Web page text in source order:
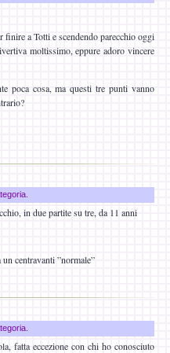
a Totti e scendendo parecchio oggi
moltissimo, eppure adoro vincere
poca cosa, ma questi tre punti vanno
in due partite su tre, da 11 anni
centravanti ”normale”
fatta eccezione con chi ho conosciuto